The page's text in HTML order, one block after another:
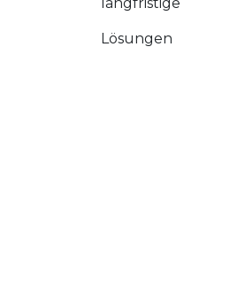
langfristige
Lösungen